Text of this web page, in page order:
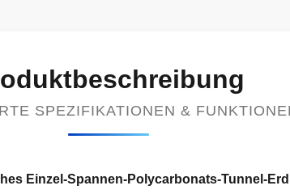
SPEZIFIKATIONEN &
Einzel-Spannen-Polycarbonats-Tunnel-